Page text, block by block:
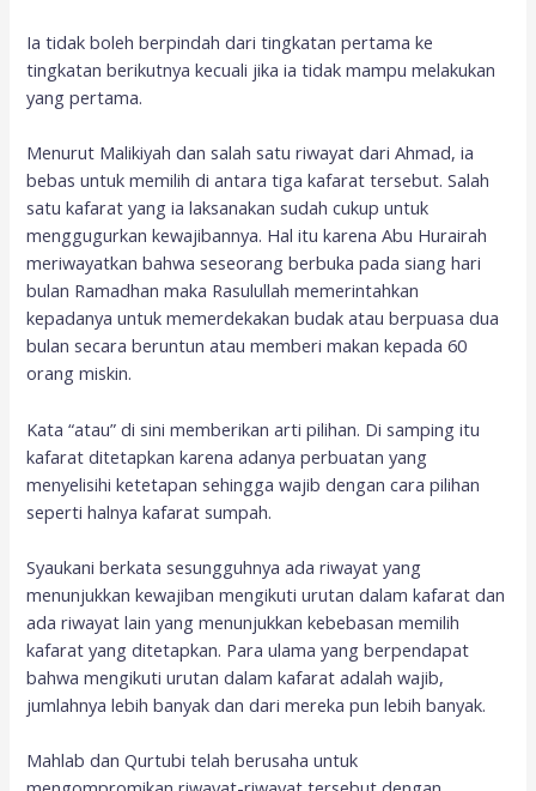
Ia tidak boleh berpindah dari tingkatan pertama ke
tingkatan berikutnya kecuali jika ia tidak mampu melakukan
yang pertama.
Menurut Malikiyah dan salah satu riwayat dari Ahmad, ia
bebas untuk memilih di antara tiga kafarat tersebut. Salah
satu kafarat yang ia laksanakan sudah cukup untuk
menggugurkan kewajibannya. Hal itu karena Abu Hurairah
meriwayatkan bahwa seseorang berbuka pada siang hari
bulan Ramadhan maka Rasulullah memerintahkan
kepadanya untuk memerdekakan budak atau berpuasa dua
bulan secara beruntun atau memberi makan kepada 60
orang miskin.
Kata “atau” di sini memberikan arti pilihan. Di samping itu
kafarat ditetapkan karena adanya perbuatan yang
menyelisihi ketetapan sehingga wajib dengan cara pilihan
seperti halnya kafarat sumpah.
Syaukani berkata sesungguhnya ada riwayat yang
menunjukkan kewajiban mengikuti urutan dalam kafarat dan
ada riwayat lain yang menunjukkan kebebasan memilih
kafarat yang ditetapkan. Para ulama yang berpendapat
bahwa mengikuti urutan dalam kafarat adalah wajib,
jumlahnya lebih banyak dan dari mereka pun lebih banyak.
Mahlab dan Qurtubi telah berusaha untuk